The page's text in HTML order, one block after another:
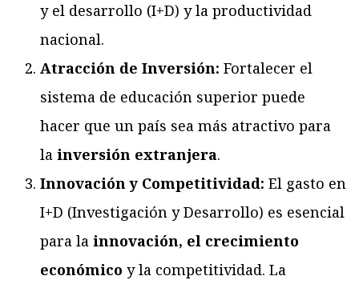
y el desarrollo (I+D) y la productividad
nacional.
Atracción de Inversión: Fortalecer el
sistema de educación superior puede
hacer que un país sea más atractivo para
la inversión extranjera.
Innovación y Competitividad: El gasto en
I+D (Investigación y Desarrollo) es esencial
para la innovación, el crecimiento
económico y la competitividad. La